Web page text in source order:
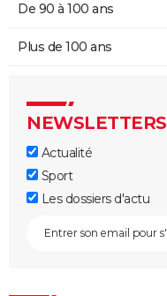
De 90 à 100 ans
Plus de 100 ans
NEWSLETTERS
Actualité
Sport
Les dossiers d'actu